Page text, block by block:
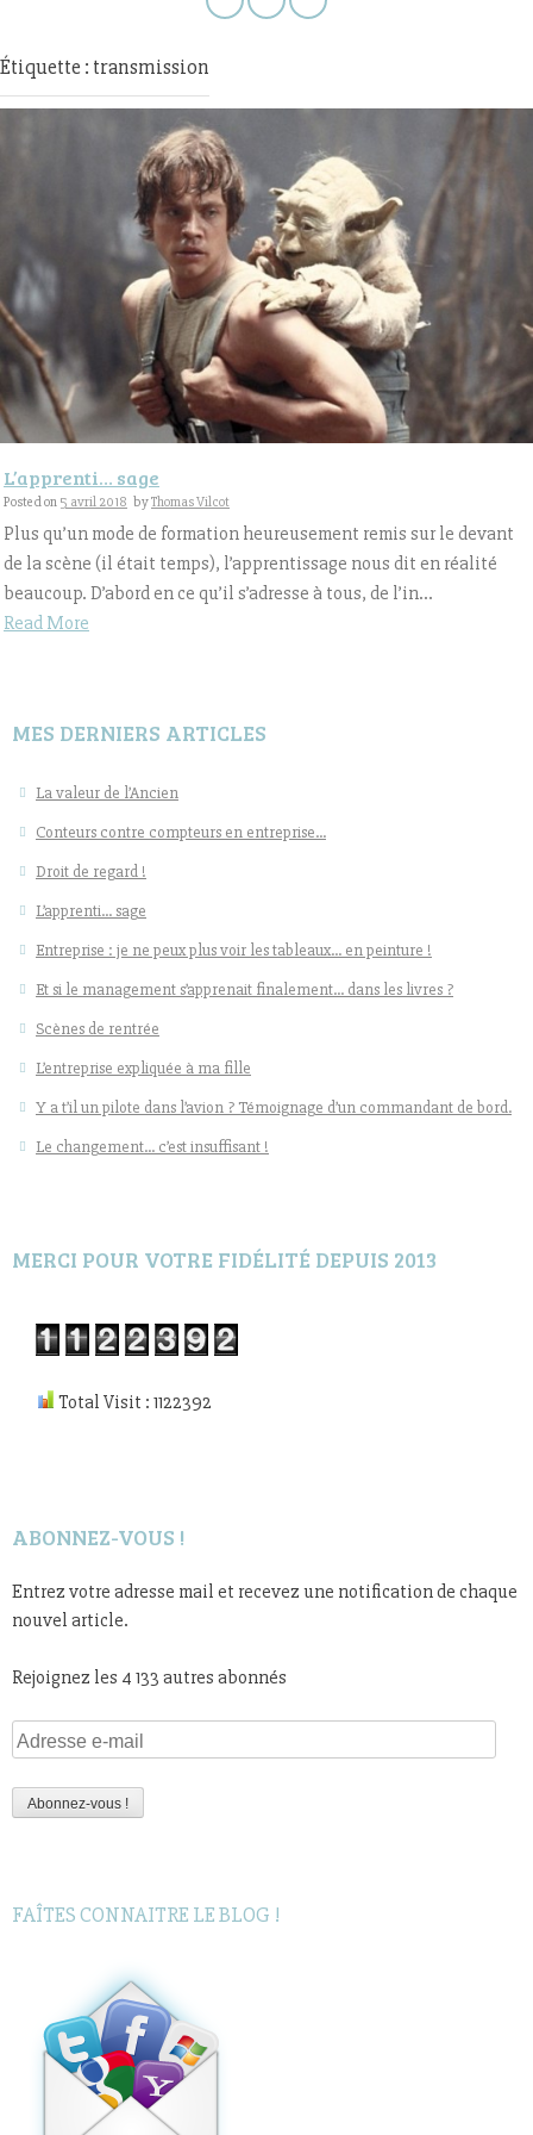
Étiquette : transmission
L’apprenti… sage
Posted on 5 avril 2018 byThomas Vilcot
Plus qu’un mode de formation heureusement remis sur le devant
de la scène (il était temps), l’apprentissage nous dit en réalité
beaucoup. D’abord en ce qu’il s’adresse à tous, de l’in...
Read More
MES DERNIERS ARTICLES
La valeur de l’Ancien
Conteurs contre compteurs en entreprise…
Droit de regard !
L’apprenti… sage
Entreprise : je ne peux plus voir les tableaux… en peinture !
Et si le management s’apprenait finalement… dans les livres ?
Scènes de rentrée
L’entreprise expliquée à ma fille
Y a t’il un pilote dans l’avion ? Témoignage d’un commandant de bord.
Le changement… c’est insuffisant !
MERCI POUR VOTRE FIDÉLITÉ DEPUIS 2013
Total Visit : 1122392
ABONNEZ-VOUS !
Entrez votre adresse mail et recevez une notification de chaque
nouvel article.
Rejoignez les 4 133 autres abonnés
Adresse
e-
mail
Abonnez-vous !
FAÎTES CONNAITRE LE BLOG !